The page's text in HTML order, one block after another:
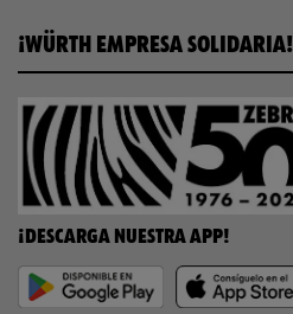
¡WÜRTH EMPRESA SOLIDARIA!
¡DESCARGA NUESTRA APP!